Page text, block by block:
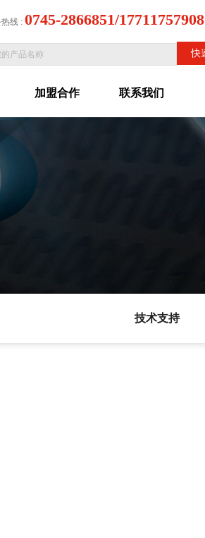
线 : 0745-2866851/17711757908
加盟合作 联系我们
技术支持